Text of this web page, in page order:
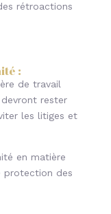
rétroactions
:
de travail
rester
les litiges et
en matière
protection des